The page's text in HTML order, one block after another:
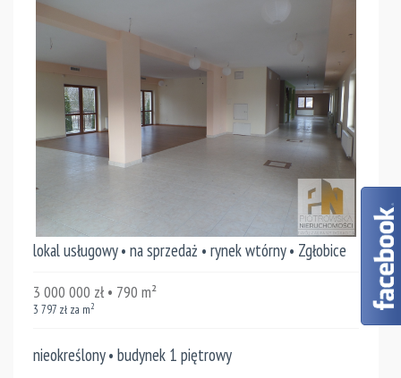
lokal usługowy • na sprzedaż • rynek wtórny • Zgłobice
3 000 000 zł • 790 m²
3 797 zł za m2
nieokreślony • budynek 1 piętrowy